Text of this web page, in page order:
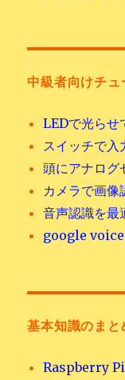
中級者向けチ
LEDで光らせ
スイッチで入
頭にアナログ
カメラで画像
音声認識を最
google voice
基本知識のまと
Raspberry Pi